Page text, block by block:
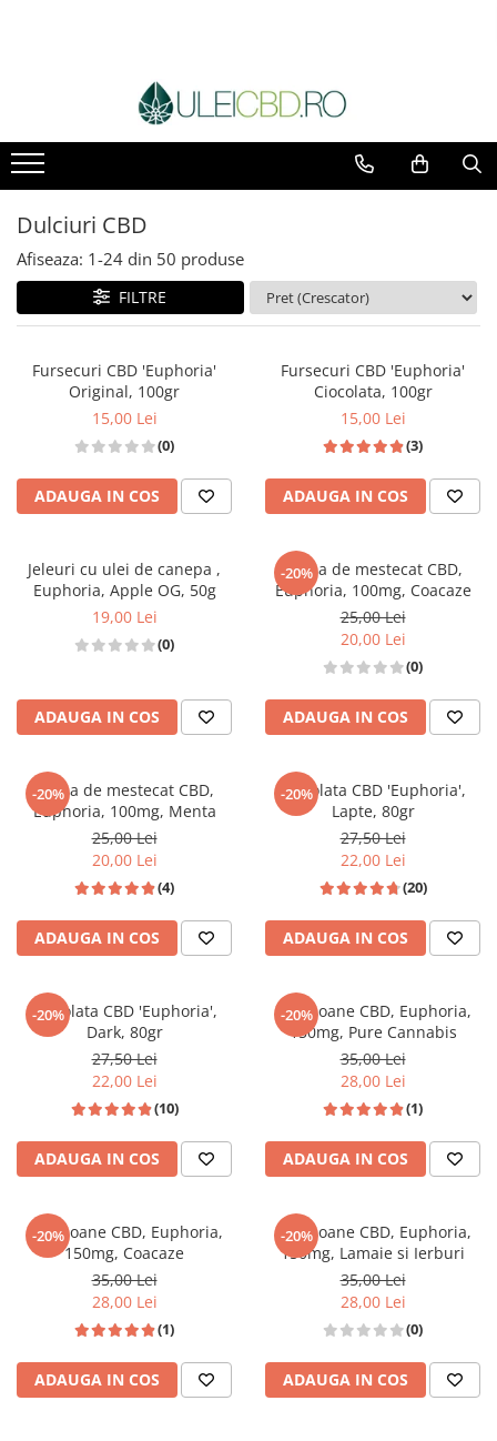
Dulciuri CBD
Afiseaza: 1-24 din 50 produse
FILTRE
Fursecuri CBD 'Euphoria'
Original, 100gr
15,00 Lei
(0)
ADAUGA IN COS
Fursecuri CBD 'Euphoria'
Ciocolata, 100gr
15,00 Lei
(3)
ADAUGA IN COS
Jeleuri cu ulei de canepa ,
Euphoria, Apple OG, 50g
19,00 Lei
(0)
ADAUGA IN COS
-20%
Guma de mestecat CBD,
Euphoria, 100mg, Coacaze
25,00 Lei
20,00 Lei
(0)
ADAUGA IN COS
-20%
Guma de mestecat CBD,
Euphoria, 100mg, Menta
25,00 Lei
20,00 Lei
(4)
ADAUGA IN COS
-20%
Ciocolata CBD 'Euphoria',
Lapte, 80gr
27,50 Lei
22,00 Lei
(20)
ADAUGA IN COS
-20%
Ciocolata CBD 'Euphoria',
Dark, 80gr
27,50 Lei
22,00 Lei
(10)
ADAUGA IN COS
-20%
Bomboane CBD, Euphoria,
150mg, Pure Cannabis
35,00 Lei
28,00 Lei
(1)
ADAUGA IN COS
-20%
Bomboane CBD, Euphoria,
150mg, Coacaze
35,00 Lei
28,00 Lei
(1)
ADAUGA IN COS
-20%
Bomboane CBD, Euphoria,
150mg, Lamaie si Ierburi
35,00 Lei
28,00 Lei
(0)
ADAUGA IN COS